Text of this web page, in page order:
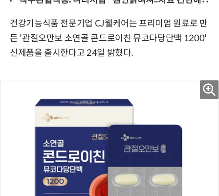
건강기능식품 전문기업 CJ웰케어는 프리미엄 원료로 만
든 '관절오만보 소연골 콘드로이친 뮤코다당단백 1200'
신제품을 출시한다고 24일 밝혔다.